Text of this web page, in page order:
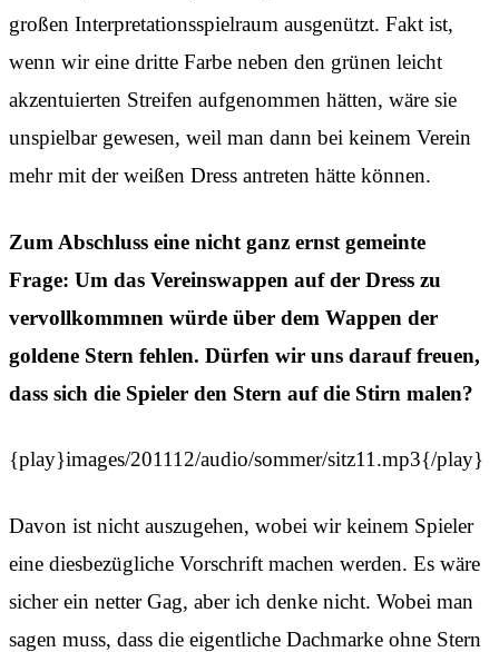
großen Interpretationsspielraum ausgenützt. Fakt ist,
wenn wir eine dritte Farbe neben den grünen leicht
akzentuierten Streifen aufgenommen hätten, wäre sie
unspielbar gewesen, weil man dann bei keinem Verein
mehr mit der weißen Dress antreten hätte können.
Zum Abschluss eine nicht ganz ernst gemeinte
Frage: Um das Vereinswappen auf der Dress zu
vervollkommnen würde über dem Wappen der
goldene Stern fehlen. Dürfen wir uns darauf freuen,
dass sich die Spieler den Stern auf die Stirn malen?
{play}images/201112/audio/sommer/sitz11.mp3{/play}
Davon ist nicht auszugehen, wobei wir keinem Spieler
eine diesbezügliche Vorschrift machen werden. Es wäre
sicher ein netter Gag, aber ich denke nicht. Wobei man
sagen muss, dass die eigentliche Dachmarke ohne Stern